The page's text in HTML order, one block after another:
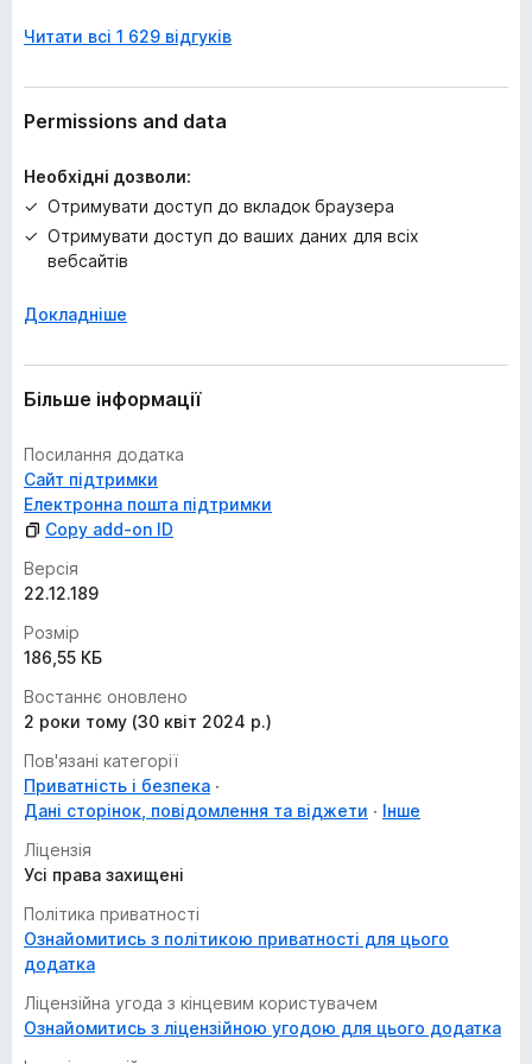
і
о
к
Читати всі 1 629 відгуків
Permissions and data
Необхідні дозволи:
Отримувати доступ до вкладок браузера
Отримувати доступ до ваших даних для всіх
вебсайтів
Докладніше
Більше інформації
Посилання додатка
Сайт підтримки
Електронна пошта підтримки
Copy add-on ID
Версія
22.12.189
Розмір
186,55 КБ
Востаннє оновлено
2 роки тому (30 квіт 2024 р.)
Пов'язані категорії
Приватність і безпека
Дані сторінок, повідомлення та віджети
Інше
Ліцензія
Усі права захищені
Політика приватності
Ознайомитись з політикою приватності для цього
додатка
Ліцензійна угода з кінцевим користувачем
Ознайомитись з ліцензійною угодою для цього додатка